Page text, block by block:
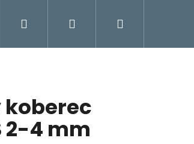
Návody na samorealizaci
Přihlášení
2-4 mm